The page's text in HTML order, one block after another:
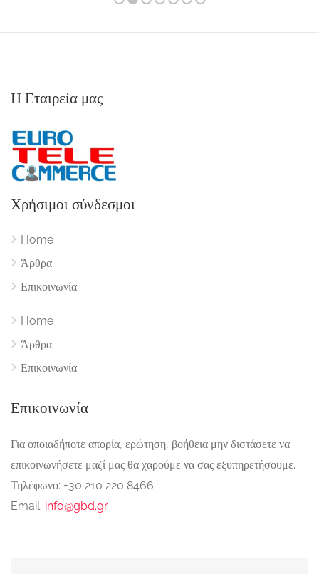
Η Εταιρεία μας
Χρήσιμοι σύνδεσμοι
Home
Άρθρα
Επικοινωνία
Home
Άρθρα
Επικοινωνία
Επικοινωνία
Για οποιαδήποτε απορία, ερώτηση, βοήθεια μην διστάσετε να
επικοινωνήσετε μαζί μας θα χαρούμε να σας εξυπηρετήσουμε.
Τηλέφωνο: +30 210 220 8466
Email: info@gbd.gr